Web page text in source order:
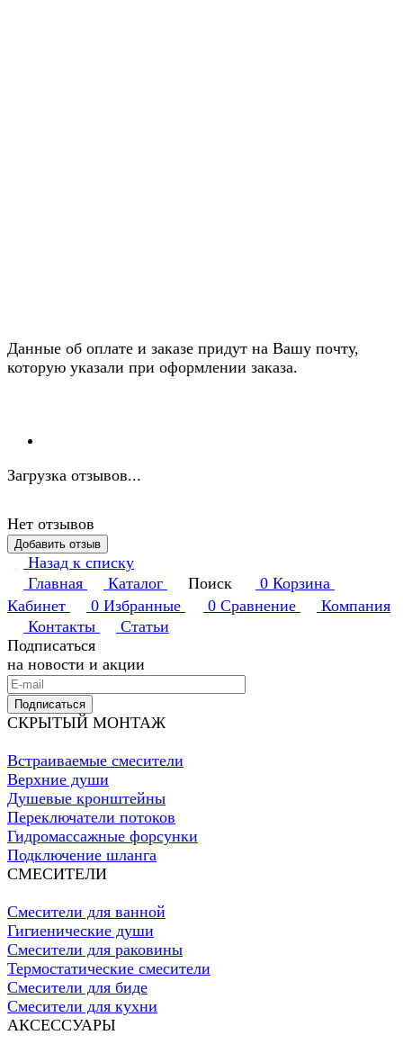
Данные об оплате и заказе придут на Вашу почту,
которую указали при оформлении заказа.
Загрузка отзывов...
Нет отзывов
Добавить отзыв
Назад к списку
Главная
Каталог Поиск 0 Корзина
Кабинет
0 Избранные 0 Сравнение
Компания
Контакты
Статьи
Подписаться
на новости и акции
Подписаться
СКРЫТЫЙ МОНТАЖ
Встраиваемые смесители
Верхние души
Душевые кронштейны
Переключатели потоков
Гидромассажные форсунки
Подключение шланга
СМЕСИТЕЛИ
Смесители для ванной
Гигиенические души
Смесители для раковины
Термостатические смесители
Смесители для биде
Смесители для кухни
АКСЕССУАРЫ